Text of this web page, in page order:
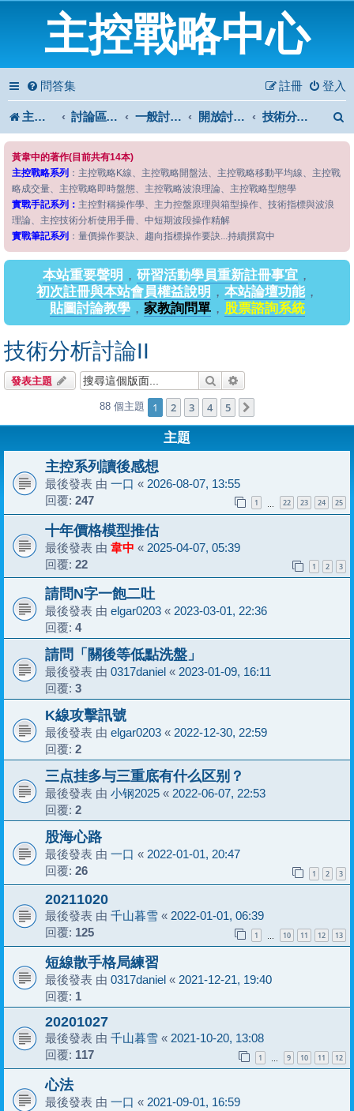
主控戰略中心
問答集 登入
註冊
主控戰略中心 討論區首頁 一般討論區 開放討論區 技術分析討論II
黃韋中的著作(目前共有14本)
主控戰略系列 ：主控戰略K線、主控戰略開盤法、主控戰略移動平均線、主控戰
略成交量、主控戰略即時盤態、主控戰略波浪理論、主控戰略型態學
實戰手記系列： 主控對稱操作學、主力控盤原理與箱型操作、技術指標與波浪
理論、主控技術分析使用手冊、中短期波段操作精解
實戰筆記系列 ：量價操作要訣、趨向指標操作要訣...持續撰寫中
本站重要聲明 ， 研習活動學員重新註冊事宜 ，
初次註冊與本站會員權益說明 ， 本站論壇功能，
貼圖討論教學， 家教詢問單， 股票諮詢系統
技術分析討論II
發表主題 搜尋
88 個主題 1 2 3 4 5
主題
主控系列讀後感想
最後發表 由 一口 « 2026-08-07, 13:55
回覆: 247 1 22 23 24 25
十年價格模型推估
最後發表 由 韋中 « 2025-04-07, 05:39
回覆: 22 1 2 3
請問N字一飽二吐
最後發表 由 elgar0203 « 2023-03-01, 22:36
回覆: 4
請問「關後等低點洗盤」
最後發表 由 0317daniel « 2023-01-09, 16:11
回覆: 3
K線攻擊訊號
最後發表 由 elgar0203 « 2022-12-30, 22:59
回覆: 2
三点挂多与三重底有什么区别？
最後發表 由 小钢2025 « 2022-06-07, 22:53
回覆: 2
股海心路
最後發表 由 一口 « 2022-01-01, 20:47
回覆: 26 1 2 3
20211020
最後發表 由 千山暮雪 « 2022-01-01, 06:39
回覆: 125 1 … 10 11 12 13
短線散手格局練習
最後發表 由 0317daniel « 2021-12-21, 19:40
回覆: 1
20201027
最後發表 由 千山暮雪 « 2021-10-20, 13:08
回覆: 117 1 … 9 10 11 12
心法
最後發表 由 一口 « 2021-09-01, 16:59